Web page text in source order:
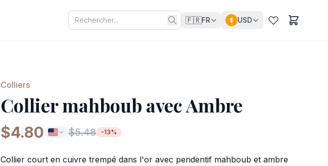
🇫🇷FR $ USD
Colliers
Collier mahboub avec Ambre
$4.80 $5.48 -13%
Collier court en cuivre trempé dans l'or avec pendentif mahboub et ambre